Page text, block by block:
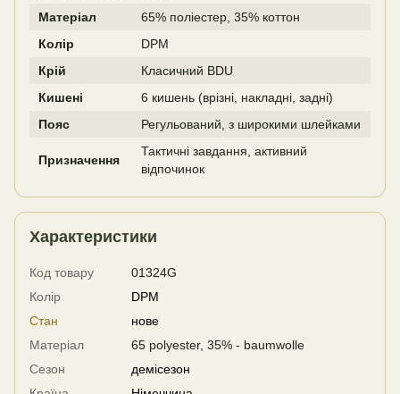
Матеріал
65% поліестер, 35% коттон
Колір
DPM
Крій
Класичний BDU
Кишені
6 кишень (врізні, накладні, задні)
Пояс
Регульований, з широкими шлейками
Призначення
Тактичні завдання, активний
відпочинок
Характеристики
Код товару
01324G
Колір
DPM
Стан
нове
Матеріал
65 polyester, 35% - baumwolle
Сезон
демісезон